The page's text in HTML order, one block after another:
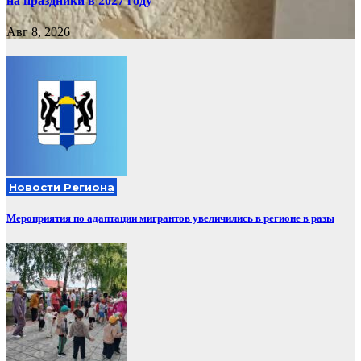
Авг 8, 2026
Новости Региона
Мероприятия по адаптации мигрантов увеличились в регионе в разы